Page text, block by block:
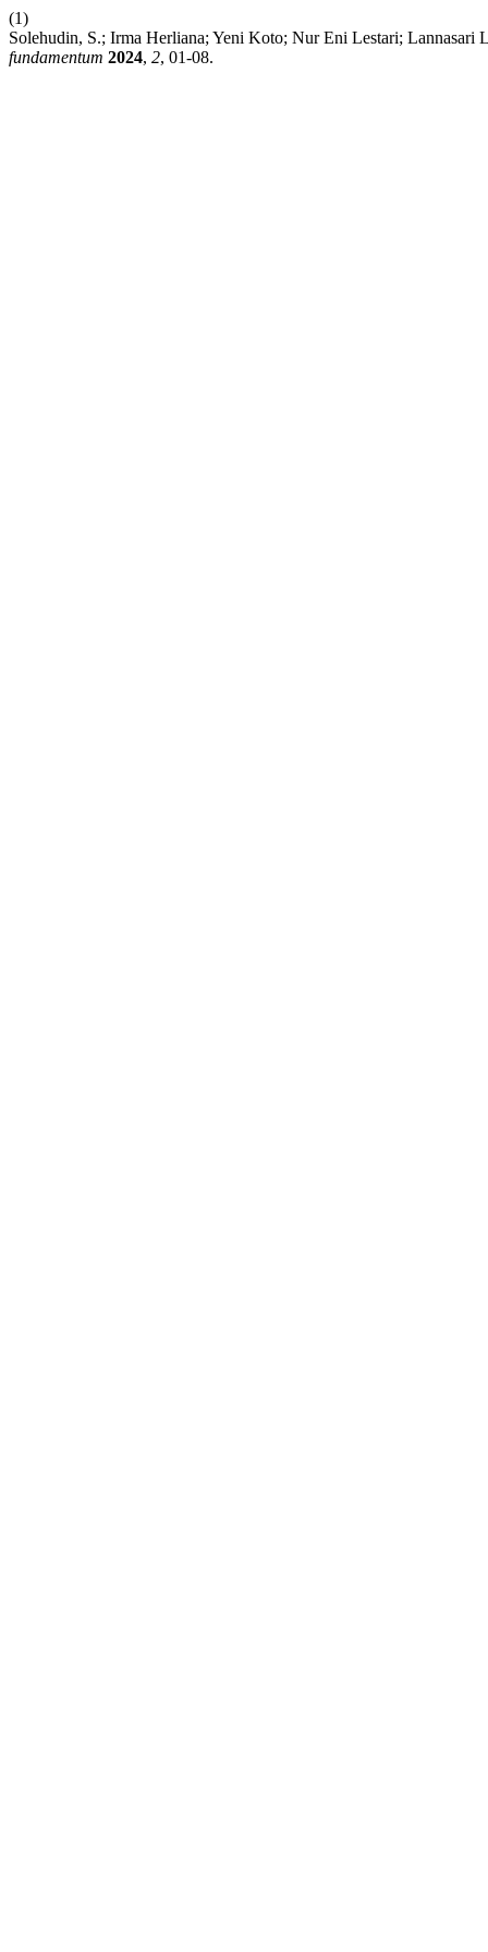
(1)
Solehudin, S.; Irma Herliana; Yeni Koto; Nur Eni Lestari;
fundamentum 2024, 2, 01-08.